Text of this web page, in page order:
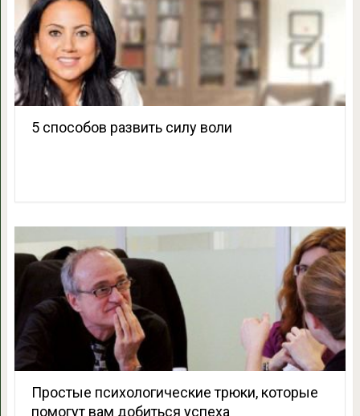
5 способов развить силу воли
Простые психологические трюки, которые
помогут вам добиться успеха